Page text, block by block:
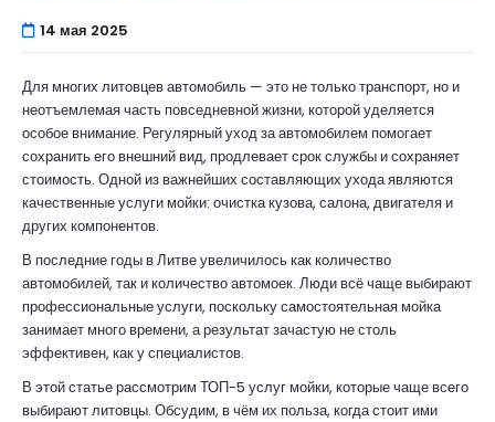
14 мая 2025
Для многих литовцев автомобиль — это не только транспорт, но и
неотъемлемая часть повседневной жизни, которой уделяется
особое внимание. Регулярный уход за автомобилем помогает
сохранить его внешний вид, продлевает срок службы и сохраняет
стоимость. Одной из важнейших составляющих ухода являются
качественные услуги мойки: очистка кузова, салона, двигателя и
других компонентов.
В последние годы в Литве увеличилось как количество
автомобилей, так и количество автомоек. Люди всё чаще выбирают
профессиональные услуги, поскольку самостоятельная мойка
занимает много времени, а результат зачастую не столь
эффективен, как у специалистов.
В этой статье рассмотрим ТОП-5 услуг мойки, которые чаще всего
выбирают литовцы. Обсудим, в чём их польза, когда стоит ими